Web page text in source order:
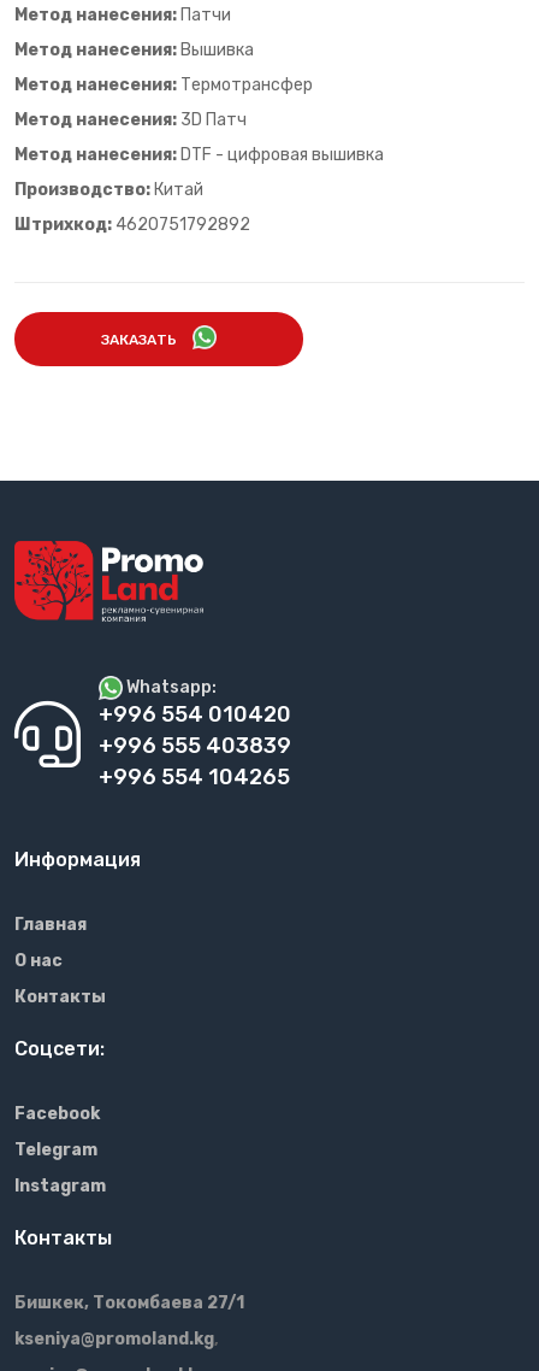
Метод нанесения: Патчи
Метод нанесения: Вышивка
Метод нанесения: Термотрансфер
Метод нанесения: 3D Патч
Метод нанесения: DTF - цифровая вышивка
Производство: Китай
Штрихкод: 4620751792892
ЗАКАЗАТЬ
Whatsapp:
+996 554 010420
+996 555 403839
+996 554 104265
Информация
Главная
О нас
Контакты
Соцсети:
Facebook
Telegram
Instagram
Контакты
Бишкек, Токомбаева 27/1
kseniya@promoland.kg,